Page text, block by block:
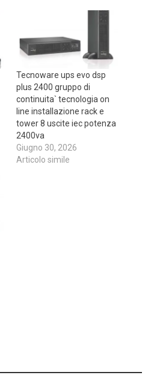
Tecnoware ups evo dsp
plus 2400 gruppo di
continuita` tecnologia on
line installazione rack e
tower 8 uscite iec potenza
2400va
Giugno 30, 2026
Articolo simile